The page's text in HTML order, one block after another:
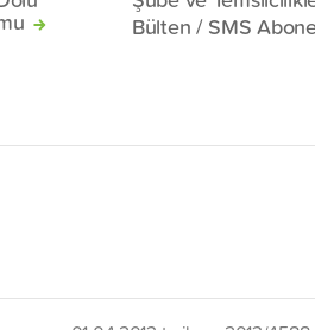
Bülten / SMS